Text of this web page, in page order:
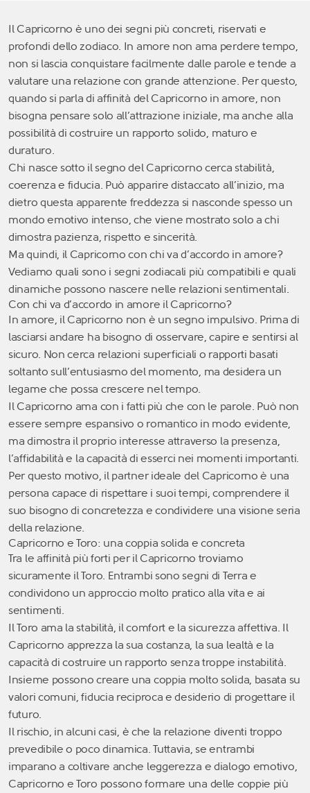
Il Capricorno è uno dei segni più concreti, riservati e
profondi dello zodiaco. In amore non ama perdere tempo,
non si lascia conquistare facilmente dalle parole e tende a
valutare una relazione con grande attenzione. Per questo,
quando si parla di affinità del Capricorno in amore, non
bisogna pensare solo all’attrazione iniziale, ma anche alla
possibilità di costruire un rapporto solido, maturo e
duraturo.
Chi nasce sotto il segno del Capricorno cerca stabilità,
coerenza e fiducia. Può apparire distaccato all’inizio, ma
dietro questa apparente freddezza si nasconde spesso un
mondo emotivo intenso, che viene mostrato solo a chi
dimostra pazienza, rispetto e sincerità.
Ma quindi, il Capricorno con chi va d’accordo in amore?
Vediamo quali sono i segni zodiacali più compatibili e quali
dinamiche possono nascere nelle relazioni sentimentali.
Con chi va d’accordo in amore il Capricorno?
In amore, il Capricorno non è un segno impulsivo. Prima di
lasciarsi andare ha bisogno di osservare, capire e sentirsi al
sicuro. Non cerca relazioni superficiali o rapporti basati
soltanto sull’entusiasmo del momento, ma desidera un
legame che possa crescere nel tempo.
Il Capricorno ama con i fatti più che con le parole. Può non
essere sempre espansivo o romantico in modo evidente,
ma dimostra il proprio interesse attraverso la presenza,
l’affidabilità e la capacità di esserci nei momenti importanti.
Per questo motivo, il partner ideale del Capricorno è una
persona capace di rispettare i suoi tempi, comprendere il
suo bisogno di concretezza e condividere una visione seria
della relazione.
Capricorno e Toro: una coppia solida e concreta
Tra le affinità più forti per il Capricorno troviamo
sicuramente il Toro. Entrambi sono segni di Terra e
condividono un approccio molto pratico alla vita e ai
sentimenti.
Il Toro ama la stabilità, il comfort e la sicurezza affettiva. Il
Capricorno apprezza la sua costanza, la sua lealtà e la
capacità di costruire un rapporto senza troppe instabilità.
Insieme possono creare una coppia molto solida, basata su
valori comuni, fiducia reciproca e desiderio di progettare il
futuro.
Il rischio, in alcuni casi, è che la relazione diventi troppo
prevedibile o poco dinamica. Tuttavia, se entrambi
imparano a coltivare anche leggerezza e dialogo emotivo,
Capricorno e Toro possono formare una delle coppie più